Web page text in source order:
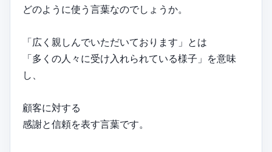
どのように使う言葉なのでしょうか。
「広く親しんでいただいております」とは
「多くの人々に受け入れられている様子」を意味
し、
顧客に対する
感謝と信頼を表す言葉です。